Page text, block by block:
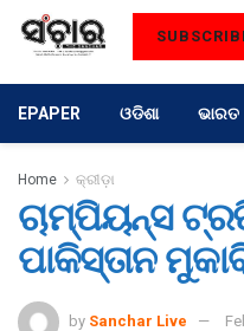
EPAPER ଓଡିଶା ଭାରତ
Home କ୍ରୀଡ଼ା
ଚାମ୍ପିୟନ୍ସ
ପାକିସ୍ତାନ
by Sanchar Live